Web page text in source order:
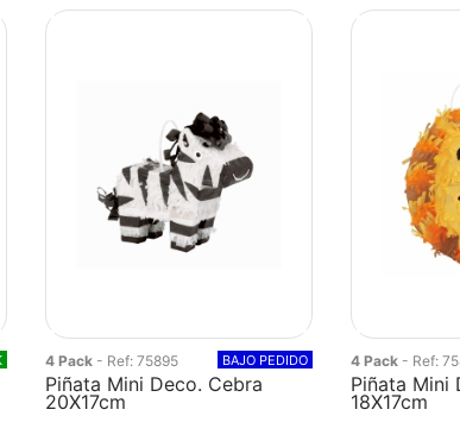
4 Pack - Ref: 75895 BAJO PEDIDO
Piñata Mini Deco. Cebra
20X17cm
4 Pack - Ref:
Piñata Mini
18X17cm